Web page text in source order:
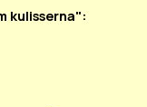
kulisserna":